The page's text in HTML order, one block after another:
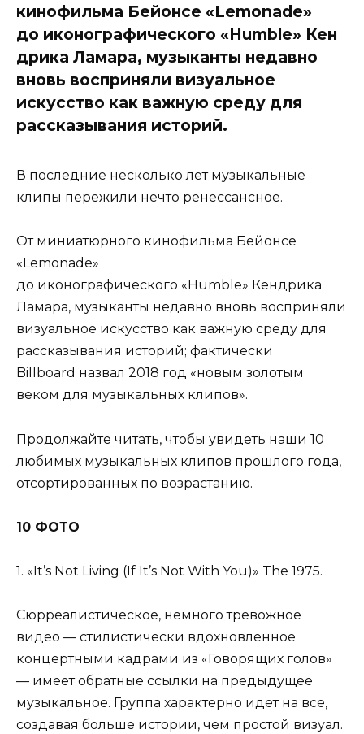
кинофильма Бейонсе «Lemonade»
до иконографического «Humble» Кен
дрика Ламара, музыканты недавно
вновь восприняли визуальное
искусство как важную среду для
рассказывания историй.
В последние несколько лет музыкальные
клипы пережили нечто ренессансное.
От миниатюрного кинофильма Бейонсе
«Lemonade»
до иконографического «Humble» Кендрика
Ламара, музыканты недавно вновь восприняли
визуальное искусство как важную среду для
рассказывания историй; фактически
Billboard назвал 2018 год «новым золотым
веком для музыкальных клипов».
Продолжайте читать, чтобы увидеть наши 10
любимых музыкальных клипов прошлого года,
отсортированных по возрастанию.
10 ФОТО
1. «It’s Not Living (If It’s Not With You)» The 1975.
Сюрреалистическое, немного тревожное
видео — стилистически вдохновленное
концертными кадрами из «Говорящих голов»
— имеет обратные ссылки на предыдущее
музыкальное. Группа характерно идет на все,
создавая больше истории, чем простой визуал.